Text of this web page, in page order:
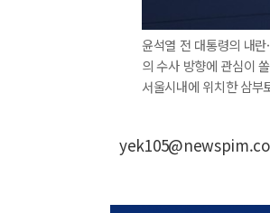
윤석열 전 대통령의 내
의 수사 방향에 관심이
서울시내에 위치한 삼